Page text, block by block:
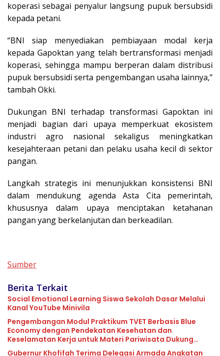
koperasi sebagai penyalur langsung pupuk bersubsidi
kepada petani.
“BNI siap menyediakan pembiayaan modal kerja
kepada Gapoktan yang telah bertransformasi menjadi
koperasi, sehingga mampu berperan dalam distribusi
pupuk bersubsidi serta pengembangan usaha lainnya,”
tambah Okki.
Dukungan BNI terhadap transformasi Gapoktan ini
menjadi bagian dari upaya memperkuat ekosistem
industri agro nasional sekaligus meningkatkan
kesejahteraan petani dan pelaku usaha kecil di sektor
pangan.
Langkah strategis ini menunjukkan konsistensi BNI
dalam mendukung agenda Asta Cita pemerintah,
khususnya dalam upaya menciptakan ketahanan
pangan yang berkelanjutan dan berkeadilan.
Sumber
Berita Terkait
Social Emotional Learning Siswa Sekolah Dasar Melalui
Kanal YouTube Minivila
Pengembangan Modul Praktikum TVET Berbasis Blue
Economy dengan Pendekatan Kesehatan dan
Keselamatan Kerja untuk Materi Pariwisata Dukung
Pencapaian SDGs
Gubernur Khofifah Terima Delegasi Armada Angkatan